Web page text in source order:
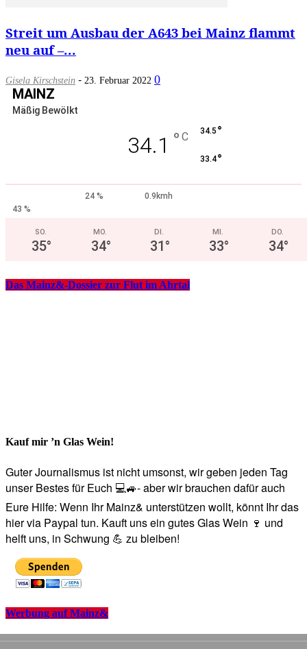
Streit um Ausbau der A643 bei Mainz flammt
neu auf –...
Gisela Kirschstein - 23. Februar 2022 0
MAINZ
Mäßig Bewölkt
34.1 ° C 34.5 °
33.4°
24 %
0.9kmh
43 %
SO.
35°
MO.
34°
DI.
31°
MI.
33°
DO.
34°
Das Mainz&-Dossier zur Flut im Ahrtal
Kauf mir ’n Glas Wein!
Guter Journalismus ist nicht umsonst, wir geben jeden Tag
unser Bestes für Euch 💻🚙- aber wir brauchen dafür auch
Eure Hilfe: Wenn Ihr Mainz& unterstützen wollt, könnt Ihr das
hier via Paypal tun. Kauft uns ein gutes Glas Wein 🍷 und
helft uns, in Schwung 💪 zu bleiben!
Werbung auf Mainz&